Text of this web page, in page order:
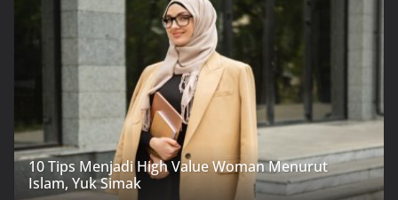
10 Tips Menjadi High Value Woman Menurut
Islam, Yuk Simak